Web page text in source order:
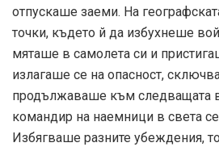
отпускаше заеми. На
точки, където й да избухнеше
мяташе в самолета си и
излагаше се на опасност,
продължаваше към следващата
командир на наемници в света
Избягваше разните убеждения,